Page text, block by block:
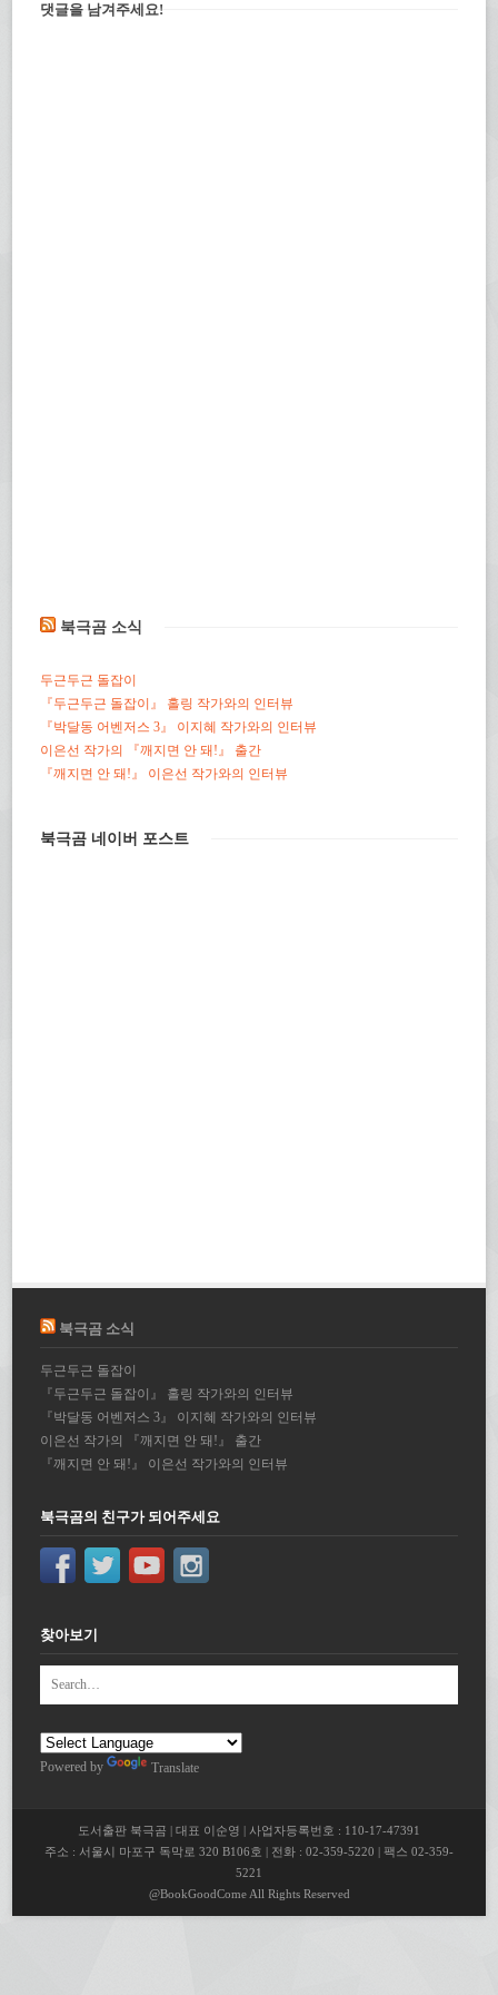
댓글을 남겨주세요!
북극곰 소식
두근두근 돌잡이
『두근두근 돌잡이』 홀링 작가와의 인터뷰
『박달동 어벤저스 3』 이지혜 작가와의 인터뷰
이은선 작가의 『깨지면 안 돼!』 출간
『깨지면 안 돼!』 이은선 작가와의 인터뷰
북극곰 네이버 포스트
북극곰 소식
두근두근 돌잡이
『두근두근 돌잡이』 홀링 작가와의 인터뷰
『박달동 어벤저스 3』 이지혜 작가와의 인터뷰
이은선 작가의 『깨지면 안 돼!』 출간
『깨지면 안 돼!』 이은선 작가와의 인터뷰
북극곰의 친구가 되어주세요
찾아보기
Powered by Translate
도서출판 북극곰 | 대표 이순영 | 사업자등록번호 : 110-17-47391
주소 : 서울시 마포구 독막로 320 B106호 | 전화 : 02-359-5220 | 팩스 02-359-
5221
@BookGoodCome All Rights Reserved